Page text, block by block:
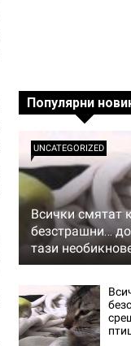
Популярни
Всички смятат
безстрашни…
тази
UNCATEGORIZED